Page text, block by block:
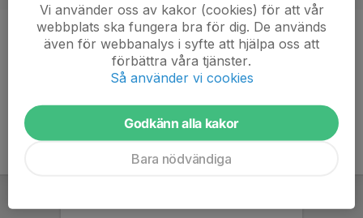
Position
Kantspelare
20 år
Vi använder oss av kakor (cookies) för att vår
webbplats ska fungera bra för dig. De används
även för webbanalys i syfte att hjälpa oss att
förbättra våra tjänster.
Så använder vi cookies
Godkänn alla kakor
Bara nödvändiga